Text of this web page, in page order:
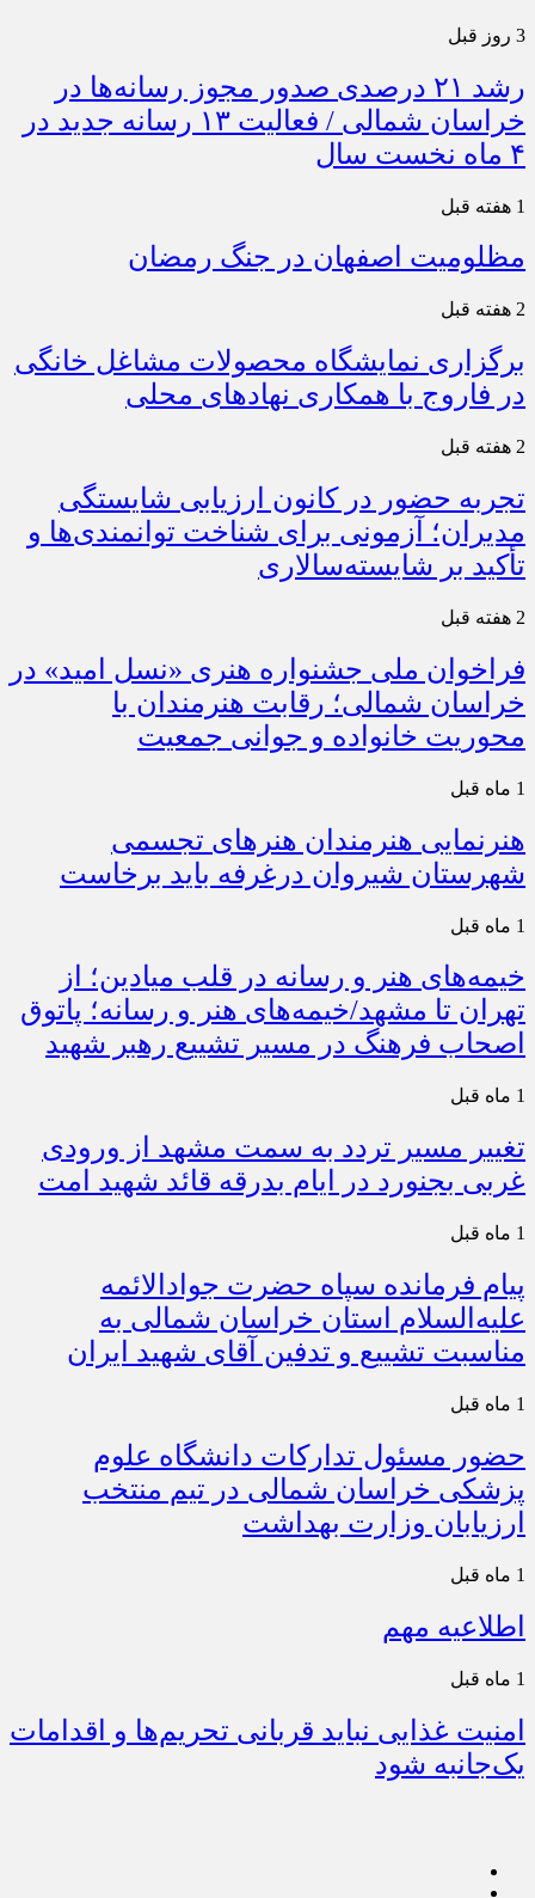
3 روز قبل
رشد ۲۱ درصدی صدور مجوز رسانه‌ها در
خراسان شمالی / فعالیت ۱۳ رسانه جدید در
۴ ماه نخست سال
1 هفته قبل
مظلومیت اصفهان در جنگ رمضان
2 هفته قبل
برگزاری نمایشگاه محصولات مشاغل خانگی
در فاروج با همکاری نهادهای محلی
2 هفته قبل
تجربه حضور در کانون ارزیابی شایستگی
مدیران؛ آزمونی برای شناخت توانمندی‌ها و
تأکید بر شایسته‌سالاری
2 هفته قبل
فراخوان ملی جشنواره هنری «نسل امید» در
خراسان شمالی؛ رقابت هنرمندان با
محوریت خانواده و جوانی جمعیت
1 ماه قبل
هنرنمایی هنرمندان هنرهای تجسمی
شهرستان شیروان درغرفه باید برخاست
1 ماه قبل
خیمه‌های هنر و رسانه در قلب میادین؛ از
تهران تا مشهد/خیمه‌های هنر و رسانه؛ پاتوق
اصحاب فرهنگ در مسیر تشییع رهبر شهید
1 ماه قبل
تغییر مسیر تردد به سمت مشهد از ورودی
غربی بجنورد در ایام بدرقه قائد شهید امت
1 ماه قبل
پیام فرمانده سپاه حضرت جوادالائمه
علیه‌السلام استان خراسان شمالی به
مناسبت تشییع و تدفین آقای شهید ایران
1 ماه قبل
حضور مسئول تدارکات دانشگاه علوم
پزشکی خراسان شمالی در تیم منتخب
ارزیابان وزارت بهداشت
1 ماه قبل
اطلاعیه مهم
1 ماه قبل
امنیت غذایی نباید قربانی تحریم‌ها و اقدامات
یک‌جانبه شود